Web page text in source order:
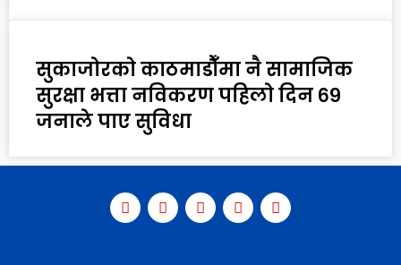
सुकाजोरको काठमाडौँमा नै सामाजिक
सुरक्षा भत्ता नविकरण पहिलो दिन ६९
जनाले पाए सुविधा